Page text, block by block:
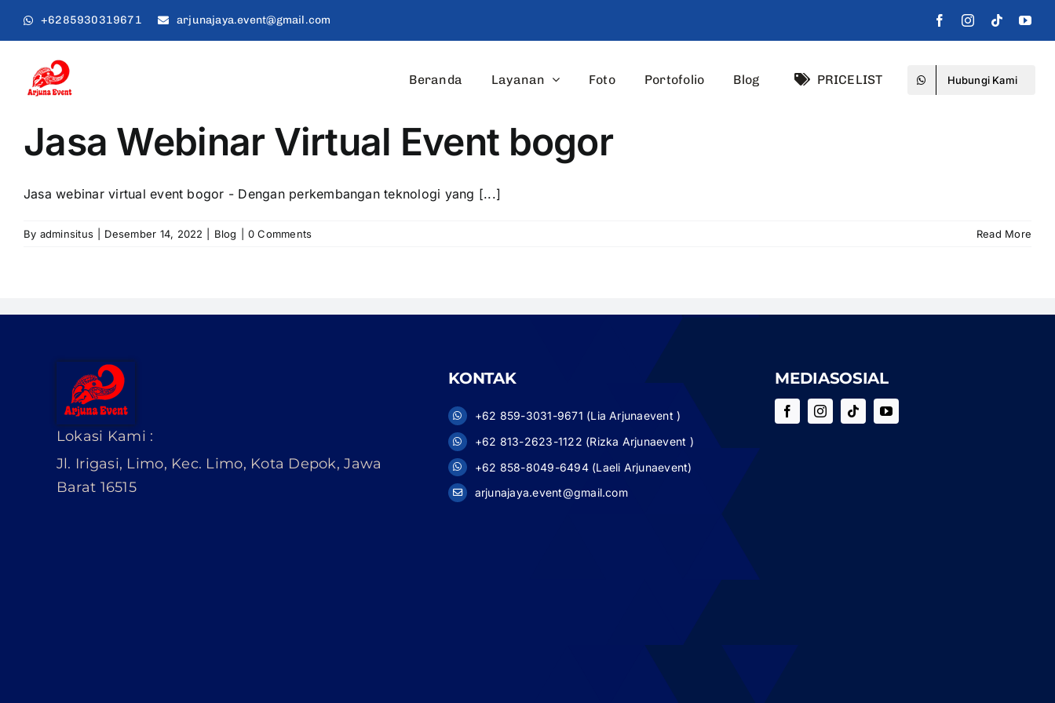
+6285930319671 arjunajaya.event@gmail.com
Beranda Layanan Foto Portofolio Blog PRICELIST Hubungi Kami
Jasa Webinar Virtual Event bogor
Jasa webinar virtual event bogor - Dengan perkembangan teknologi yang [...]
By adminsitus Desember 14, 2022 Blog 0 Comments Read More
Lokasi Kami :
Jl. Irigasi, Limo, Kec. Limo, Kota Depok, Jawa
Barat 16515
KONTAK
+62 859-3031-9671 (Lia Arjunaevent )
+62 813-2623-1122 (Rizka Arjunaevent )
+62 858-8049-6494 (Laeli Arjunaevent)
arjunajaya.event@gmail.com
MEDIASOSIAL